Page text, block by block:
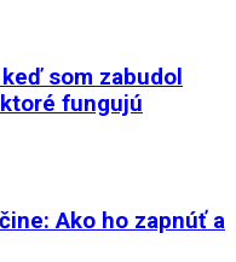
som zabudol
fungujú
Ako ho zapnúť a